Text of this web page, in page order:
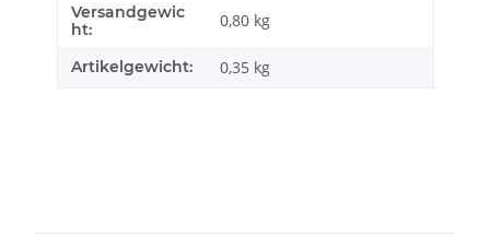
Produkteigenschaft
Wert
Versandgewic
ht:
0,80 kg
Artikelgewicht: 0,35 kg